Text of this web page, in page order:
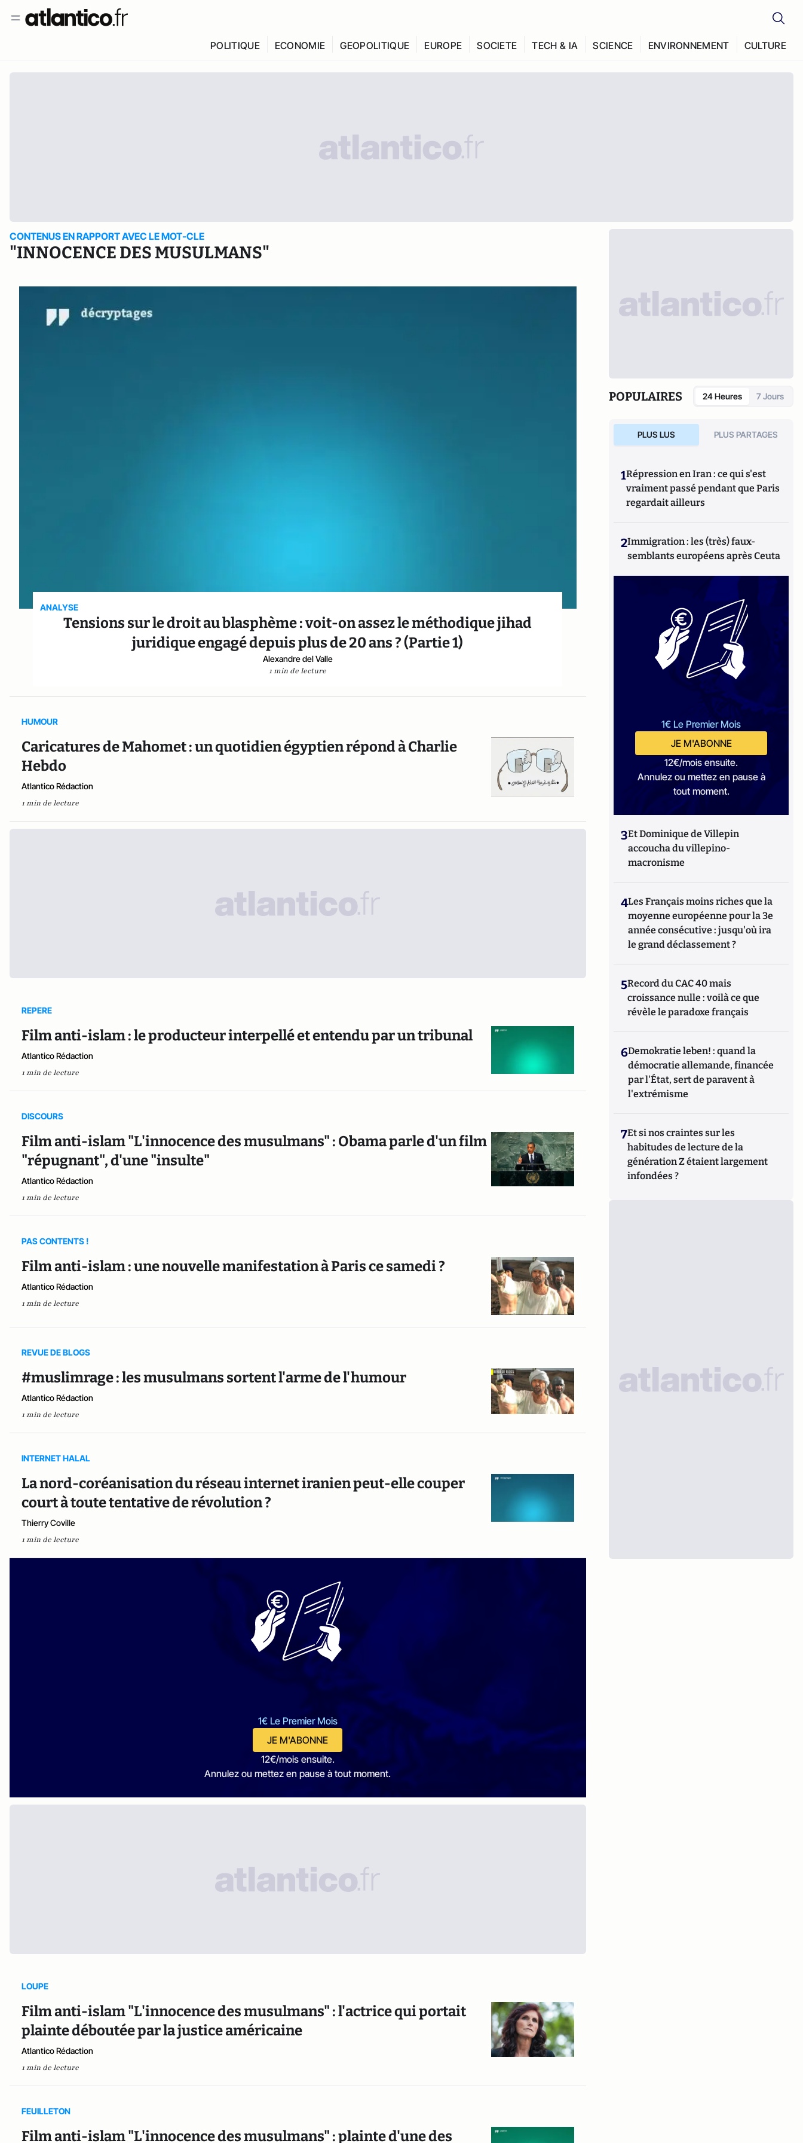
POLITIQUE ECONOMIE GEOPOLITIQUE EUROPE SOCIETE TECH & IA SCIENCE ENVIRONNEMENT CULTURE
CONTENUS EN RAPPORT AVEC LE MOT-CLE
"INNOCENCE DES MUSULMANS"
ANALYSE
Tensions sur le droit au blasphème : voit-on assez le méthodique jihad
juridique engagé depuis plus de 20 ans ? (Partie 1)
Alexandre del Valle
1 min de lecture
HUMOUR
Caricatures de Mahomet : un quotidien égyptien répond à Charlie
Hebdo
Atlantico Rédaction
1 min de lecture
REPERE
Film anti-islam : le producteur interpellé et entendu par un tribunal
Atlantico Rédaction
1 min de lecture
DISCOURS
Film anti-islam "L'innocence des musulmans" : Obama parle d'un film
"répugnant", d'une "insulte"
Atlantico Rédaction
1 min de lecture
PAS CONTENTS !
Film anti-islam : une nouvelle manifestation à Paris ce samedi ?
Atlantico Rédaction
1 min de lecture
REVUE DE BLOGS
#muslimrage : les musulmans sortent l'arme de l'humour
Atlantico Rédaction
1 min de lecture
INTERNET HALAL
La nord-coréanisation du réseau internet iranien peut-elle couper
court à toute tentative de révolution ?
Thierry Coville
1 min de lecture
1€ Le Premier Mois
JE M'ABONNE
12€/mois ensuite.
Annulez ou mettez en pause à tout moment.
LOUPE
Film anti-islam "L'innocence des musulmans" : l'actrice qui portait
plainte déboutée par la justice américaine
Atlantico Rédaction
1 min de lecture
FEUILLETON
Film anti-islam "L'innocence des musulmans" : plainte d'une des
POPULAIRES 24 Heures 7 Jours
PLUS LUS PLUS PARTAGES
1Répression en Iran : ce qui s'est
vraiment passé pendant que Paris
regardait ailleurs
2Immigration : les (très) faux-
semblants européens après Ceuta
1€ Le Premier Mois
JE M'ABONNE
12€/mois ensuite.
Annulez ou mettez en pause à
tout moment.
3Et Dominique de Villepin
accoucha du villepino-
macronisme
4Les Français moins riches que la
moyenne européenne pour la 3e
année consécutive : jusqu'où ira
le grand déclassement ?
5Record du CAC 40 mais
croissance nulle : voilà ce que
révèle le paradoxe français
6Demokratie leben! : quand la
démocratie allemande, financée
par l'État, sert de paravent à
l'extrémisme
7Et si nos craintes sur les
habitudes de lecture de la
génération Z étaient largement
infondées ?